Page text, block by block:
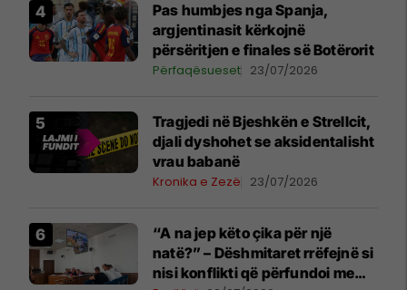
Pas humbjes nga Spanja,
argjentinasit kërkojnë
përsëritjen e finales së Botërorit
Përfaqësueset 23/07/2026
Tragjedi në Bjeshkën e Strellcit,
djali dyshohet se aksidentalisht
vrau babanë
Kronika e Zezë 23/07/2026
“A na jep këto çika për një
natë?” – Dëshmitaret rrëfejnë si
nisi konflikti që përfundoi me